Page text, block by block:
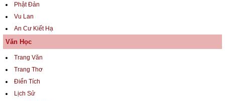
Phật Đản
Vu Lan
An Cư Kiết Hạ
Văn Học
Trang Văn
Trang Thơ
Điển Tích
Lịch Sử